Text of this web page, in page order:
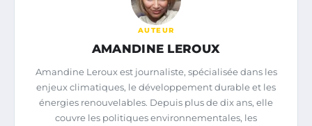
AUTEUR
AMANDINE LEROUX
Amandine Leroux est journaliste, spécialisée dans les
enjeux climatiques, le développement durable et les
énergies renouvelables. Depuis plus de dix ans, elle
couvre les politiques environnementales, les